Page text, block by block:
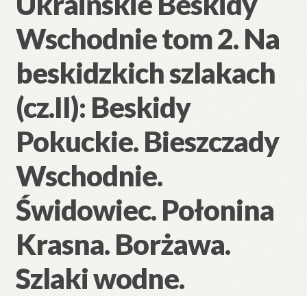
Wschodnie tom 2. Na
beskidzkich szlakach
(cz.II): Beskidy
Pokuckie. Bieszczady
Wschodnie.
Świdowiec. Połonina
Krasna. Borżawa.
Szlaki wodne.